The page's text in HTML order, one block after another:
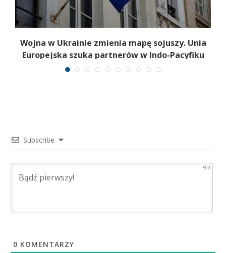
Wojna w Ukrainie zmienia mapę sojuszy. Unia
Europejska szuka partnerów w Indo-Pacyfiku
Subscribe
500
0 KOMENTARZY